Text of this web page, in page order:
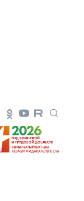
Поколение будущего